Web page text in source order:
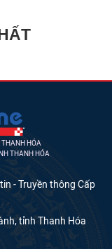
THANH HÓA
THANH HÓA
- Truyền thông Cấp
tỉnh Thanh Hóa